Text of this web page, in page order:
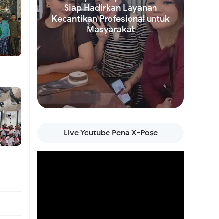
Siap Hadirkan Layanan
Kecantikan Profesional untuk
Masyarakat
Read more
Live Youtube Pena X-Pose